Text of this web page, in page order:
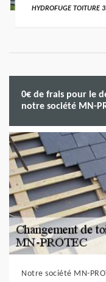
HYDROFUGE TOITURE
0€ de frais pour le
notre société MN-
Notre société MN-